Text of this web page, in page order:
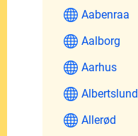
Aabenraa
Aalborg
Aarhus
Albertslund
Allerød